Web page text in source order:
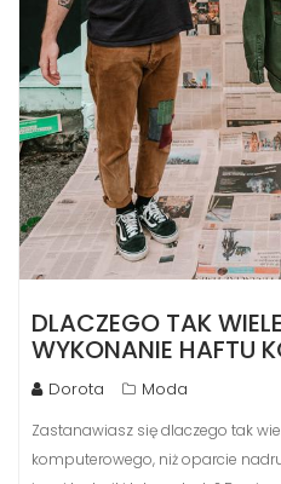
DLACZEGO TAK
WYKONANIE HAFTU
Dorota Moda
Zastanawiasz się dlaczego tak
komputerowego, niż oparcie